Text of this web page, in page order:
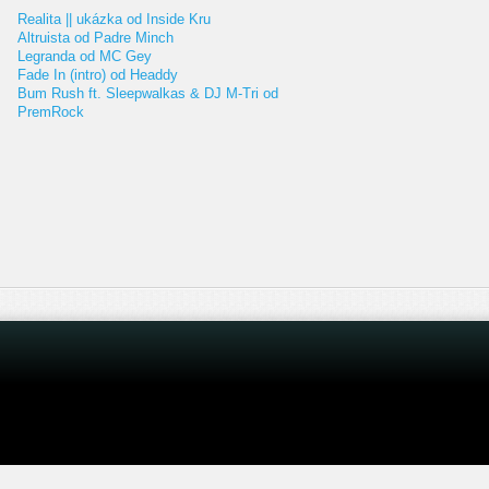
Realita || ukázka od Inside Kru
Altruista od Padre Minch
Legranda od MC Gey
Fade In (intro) od Headdy
Bum Rush ft. Sleepwalkas & DJ M-Tri od
PremRock